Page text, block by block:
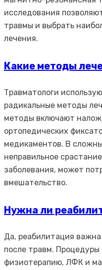
исследования
травмы и выбрать
лечения.
Какие методы
Травматологи
радикальные методы
методы включают
ортопедических
медикаментов. В
неправильное
заболевания, может
вмешательство.
Нужна ли
Да, реабилитация
после травм. Процедуры
физиотерапию, ЛФК и